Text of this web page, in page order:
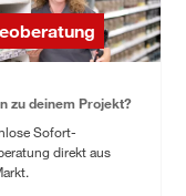
zu deinem Projekt?
Sofort-
direkt aus